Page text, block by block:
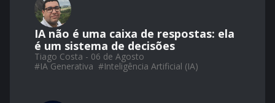
IA não é uma caixa de respostas: ela
é um sistema de decisões
Tiago Costa - 06 de Agosto
#IA Generativa #Inteligência Artificial (IA)